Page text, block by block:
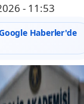
- 11:53
Haberler'de